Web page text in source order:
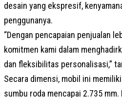
desain yang ekspresif,
penggunanya.
“Dengan pencapaian penjualan
komitmen kami dalam
dan fleksibilitas personalisasi,”
Secara dimensi, mobil ini
sumbu roda mencapai 2.735